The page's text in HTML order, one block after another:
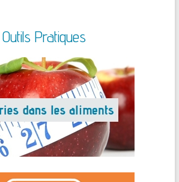
Outils Pratiques